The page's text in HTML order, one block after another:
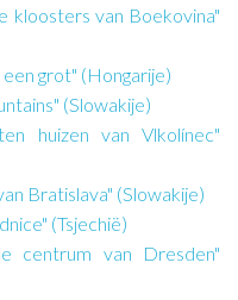
kloosters van Boekovina"
grot" (Hongarije)
(Slowakije)
huizen van Vlkolínec"
Bratislava" (Slowakije)
(Tsjechië)
centrum van Dresden"